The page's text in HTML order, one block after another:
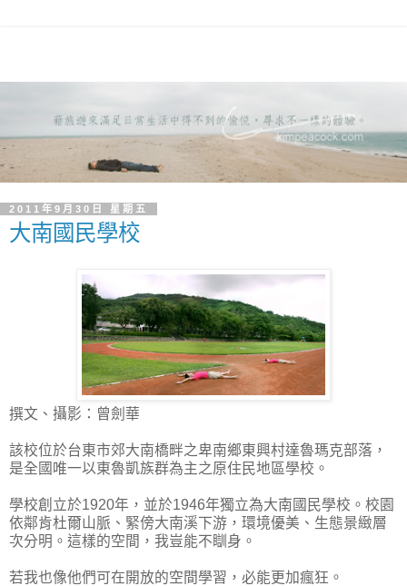
2011年9月30日 星期五
大南國民學校
撰文、攝影：曾劍華
該校位於台東市郊大南橋畔之卑南鄉東興村達魯瑪克部落，
是全國唯一以東魯凱族群為主之原住民地區學校。
學校創立於1920年，並於1946年獨立為大南國民學校。校園
依鄰肯杜爾山脈、緊傍大南溪下游，環境優美、生態景緻層
次分明。這樣的空間，我豈能不瞓身。
若我也像他們可在開放的空間學習，必能更加瘋狂。